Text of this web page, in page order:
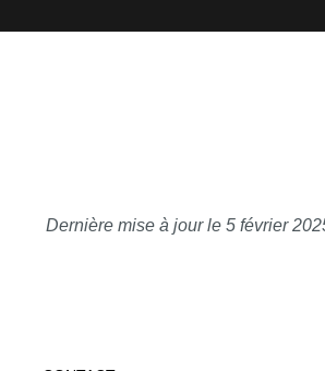
Dernière mise à jour le 5 février